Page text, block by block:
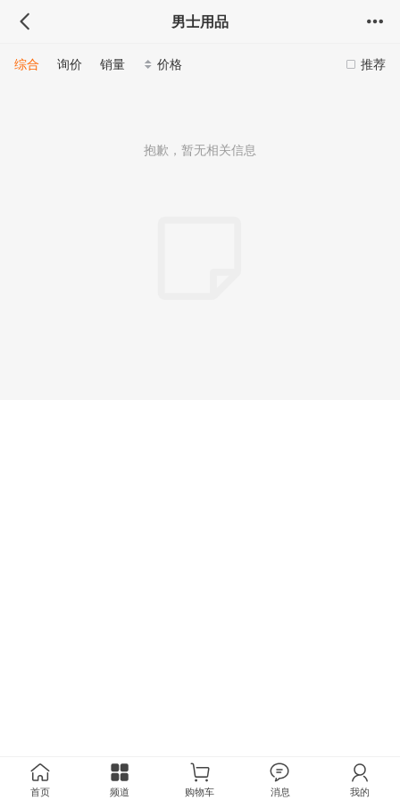
男士用品
推荐
综合 询价 销量 价格
抱歉，暂无相关信息
首页 频道 购物车 消息 我的